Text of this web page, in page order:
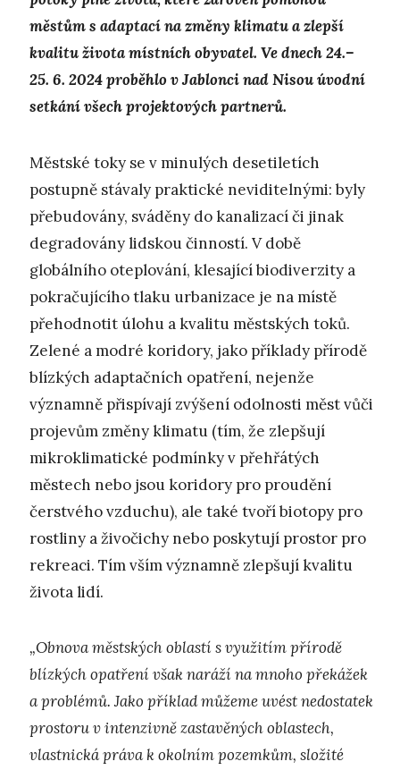
městům s adaptací na změny klimatu a zlepší
kvalitu života místních obyvatel. Ve dnech 24.–
25. 6. 2024 proběhlo v Jablonci nad Nisou úvodní
setkání všech projektových partnerů.
Městské toky se v minulých desetiletích
postupně stávaly praktické neviditelnými: byly
přebudovány, sváděny do kanalizací či jinak
degradovány lidskou činností. V době
globálního oteplování, klesající biodiverzity a
pokračujícího tlaku urbanizace je na místě
přehodnotit úlohu a kvalitu městských toků.
Zelené a modré koridory, jako příklady přírodě
blízkých adaptačních opatření, nejenže
významně přispívají zvýšení odolnosti měst vůči
projevům změny klimatu (tím, že zlepšují
mikroklimatické podmínky v přehřátých
městech nebo jsou koridory pro proudění
čerstvého vzduchu), ale také tvoří biotopy pro
rostliny a živočichy nebo poskytují prostor pro
rekreaci. Tím vším významně zlepšují kvalitu
života lidí.
„Obnova městských oblastí s využitím přírodě
blízkých opatření však naráží na mnoho překážek
a problémů. Jako příklad můžeme uvést nedostatek
prostoru v intenzivně zastavěných oblastech,
vlastnická práva k okolním pozemkům, složité